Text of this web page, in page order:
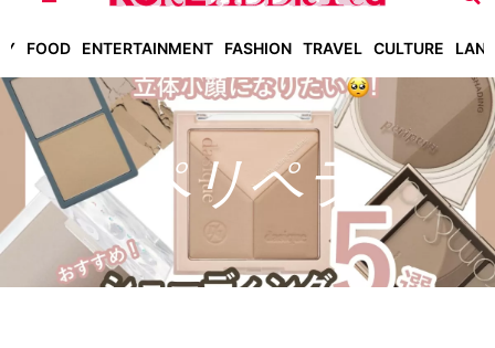
FOOD ENTERTAINMENT FASHION TRAVEL CULTURE
ペリペラ